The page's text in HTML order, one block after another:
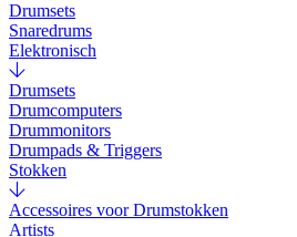
Drumsets
Snaredrums
Elektronisch
Drumsets
Drumcomputers
Drummonitors
Drumpads & Triggers
Stokken
Accessoires voor Drumstokken
Artists